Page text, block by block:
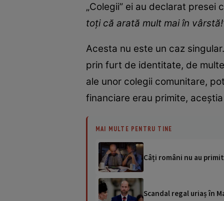
„Colegii” ei au declarat
toți că arată mult mai în
Acesta nu este un caz
prin furt de identitate, de
ale unor colegii comunitare,
financiare erau primite,
MAI MULTE PENTRU TINE
Câți români nu au
Scandal regal uriaș în